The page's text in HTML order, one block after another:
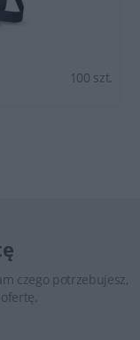
100 szt.
czego potrzebujesz,